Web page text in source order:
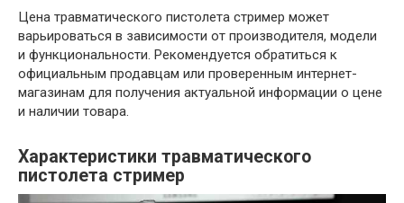
Цена травматического пистолета стример может
варьироваться в зависимости от производителя, модели
и функциональности. Рекомендуется обратиться к
официальным продавцам или проверенным интернет-
магазинам для получения актуальной информации о цене
и наличии товара.
Характеристики травматического
пистолета стример